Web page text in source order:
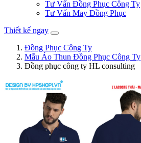
Tư Vấn Đồng Phục Công Ty
Tư Vấn May Đồng Phục
Thiết kế ngay
Đồng Phục Công Ty
Mẫu Áo Thun Đồng Phục Công Ty
Đồng phục công ty HL consulting